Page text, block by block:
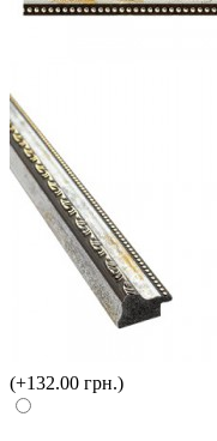
(+132.00 грн.)